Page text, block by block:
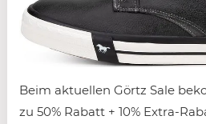
Beim aktuellen Görtz Sale
zu 50% Rabatt + 10% Extra-